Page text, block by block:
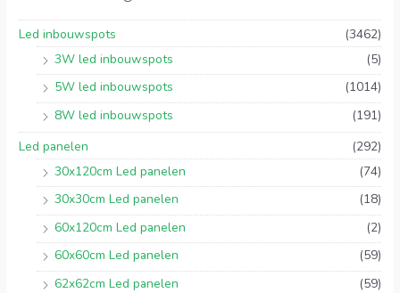
Led inbouwspots
(3462)
3W led inbouwspots
(5)
5W led inbouwspots
(1014)
8W led inbouwspots
(191)
Led panelen
(292)
30x120cm Led panelen
(74)
30x30cm Led panelen
(18)
60x120cm Led panelen
(2)
60x60cm Led panelen
(59)
62x62cm Led panelen
(59)